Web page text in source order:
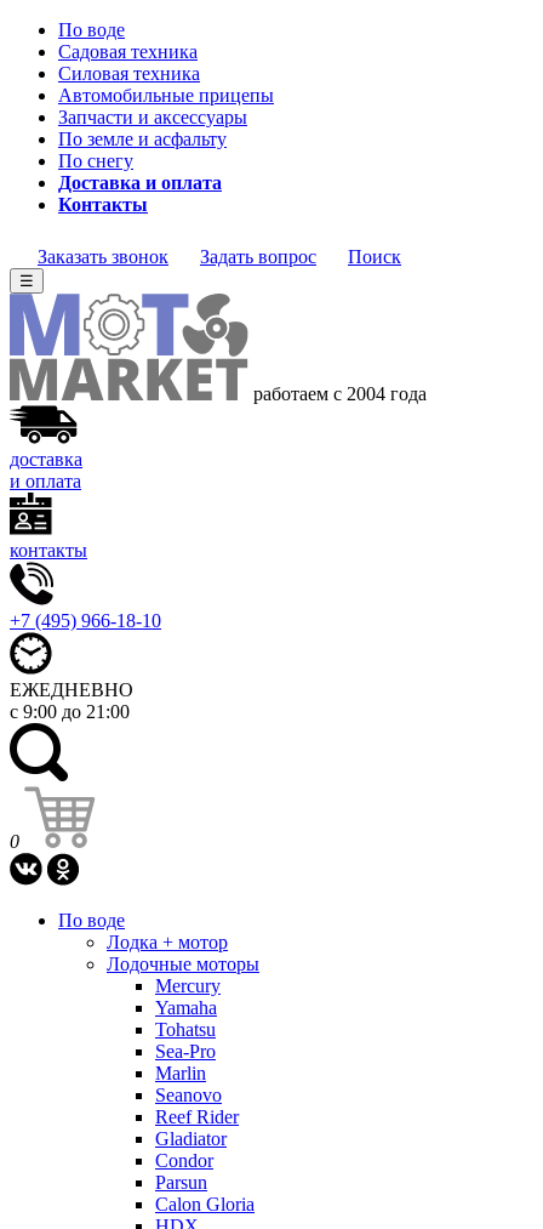
По воде
Садовая техника
Силовая техника
Автомобильные прицепы
Запчасти и аксессуары
По земле и асфальту
По снегу
Доставка и оплата
Контакты
Заказать звонок Задать вопрос Поиск
☰
работаем с 2004 года
доставка
и оплата
контакты
+7 (495) 966-18-10
ЕЖЕДНЕВНО
с 9:00 до 21:00
0
По воде
Лодка + мотор
Лодочные моторы
Mercury
Yamaha
Tohatsu
Sea-Pro
Marlin
Seanovo
Reef Rider
Gladiator
Condor
Parsun
Calon Gloria